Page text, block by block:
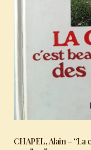
CHAPEL, Alain – “La